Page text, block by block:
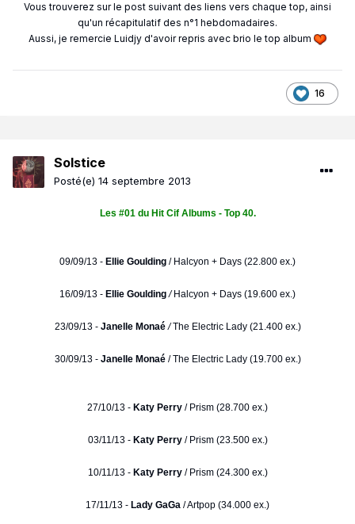
Vous trouverez sur le post suivant des liens vers chaque top, ainsi
qu'un récapitulatif des n°1 hebdomadaires.
Aussi, je remercie Luidjy d'avoir repris avec brio le top album
16
Solstice
Posté(e) 14 septembre 2013
Les #01 du Hit Cif Albums - Top 40.
09/09/13 - Ellie Goulding / Halcyon + Days (22.800 ex.)
16/09/13 - Ellie Goulding /Halcyon + Days (19.600 ex.)
23/09/13 - Janelle Monaé /The Electric Lady (21.400 ex.)
30/09/13 - Janelle Monaé/ The Electric Lady (19.700 ex.)
27/10/13 - Katy Perry / Prism (28.700 ex.)
03/11/13 - Katy Perry/ Prism (23.500 ex.)
10/11/13 - Katy Perry/ Prism (24.300 ex.)
17/11/13 - Lady GaGa / Artpop (34.000 ex.)